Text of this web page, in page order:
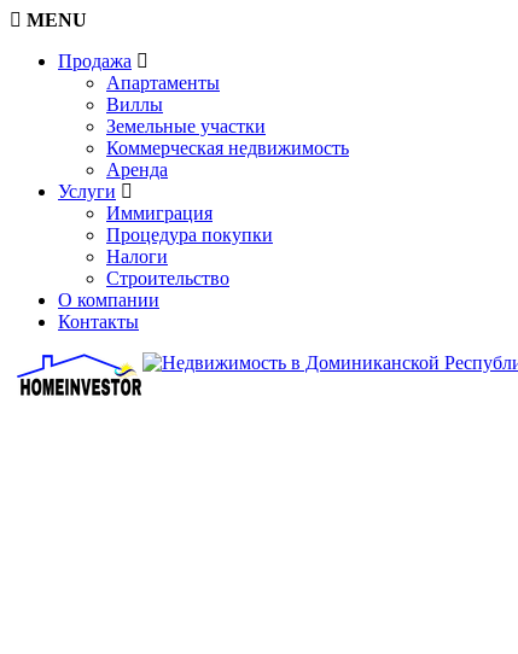
MENU
Продажа
Апартаменты
Виллы
Земельные участки
Коммерческая недвижимость
Аренда
Услуги
Иммиграция
Процедура покупки
Налоги
Строительство
О компании
Контакты